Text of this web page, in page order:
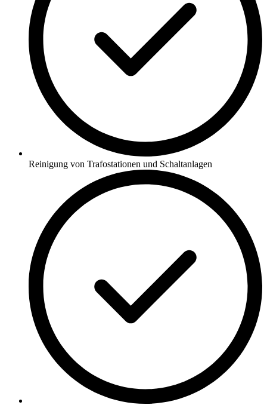
Reinigung von Trafostationen und Schaltanlagen